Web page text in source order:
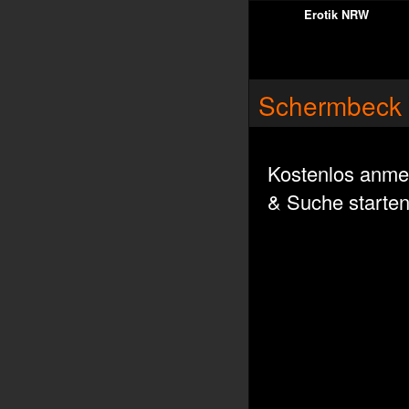
Erotik NRW
Schermbeck
Kostenlos
& Suche starten